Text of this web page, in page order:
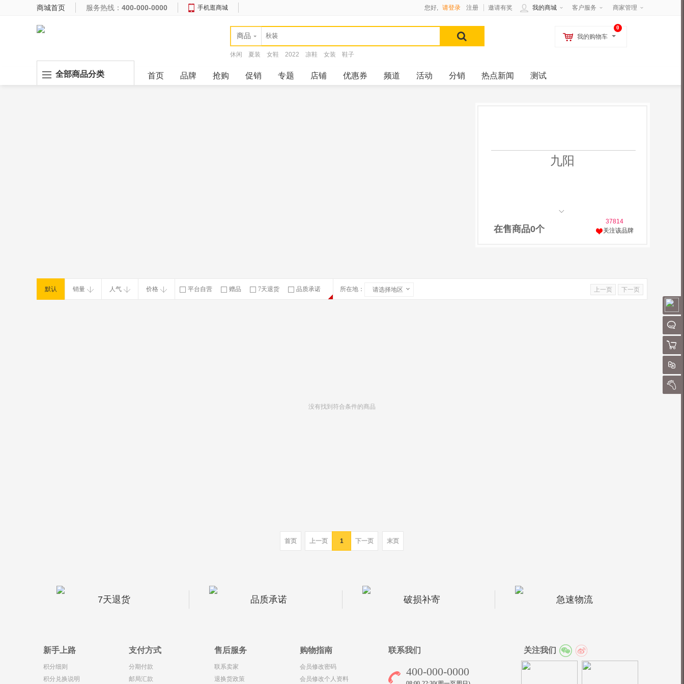
聊
购物
对
我的
商城首页 服务热线： 400-000-0000 手机逛商城 客户服务 商家管理
我的商城
您好, 请登录 注册 邀请有奖
商品
休闲 夏装 女鞋 2022 凉鞋 女装 鞋子
0
我的购物车
全部商品分类 首页 品牌 抢购 促销 专题 店铺 优惠券 频道 活动 分销 热点新闻 测试
九阳
在售商品0个
37814
关注该品牌
默认 销量 人气 价格 平台自营 赠品 7天退货 品质承诺 所在地： 请选择地区 上一页 下一页
没有找到符合条件的商品
首页 上一页 1 下一页 末页
7天退货 品质承诺 破损补寄 急速物流
新手上路
积分细则
积分兑换说明
支付方式
分期付款
邮局汇款
售后服务
联系卖家
退换货政策
购物指南
会员修改密码
会员修改个人资料
联系我们
400-000-0000
关注我们